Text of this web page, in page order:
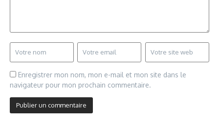
Enregistrer mon nom, mon e-mail et mon site dans le
navigateur pour mon prochain commentaire.